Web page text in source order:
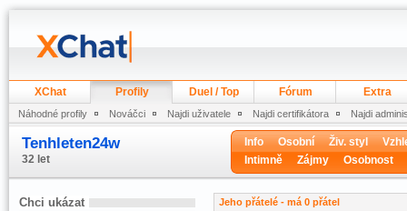
XChat Profily Duel / Top Fórum Extra
Náhodné profily Nováčci Najdi uživatele Najdi certifikátora Najdi
Tenhleten24w
32 let
Info Osobní Živ. styl
Intimně
Zájmy Osobnost
Chci ukázat Jeho přátelé - má 0 přátel